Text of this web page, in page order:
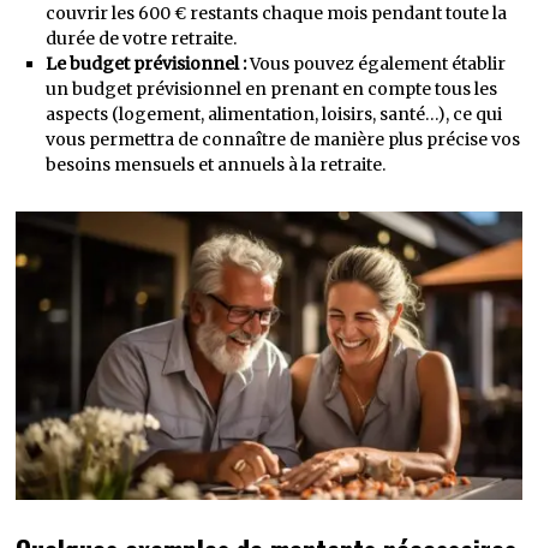
couvrir les 600 € restants chaque mois pendant toute la
durée de votre retraite.
Le budget prévisionnel :Vous pouvez également établir
un budget prévisionnel en prenant en compte tous les
aspects (logement, alimentation, loisirs, santé…), ce qui
vous permettra de connaître de manière plus précise vos
besoins mensuels et annuels à la retraite.